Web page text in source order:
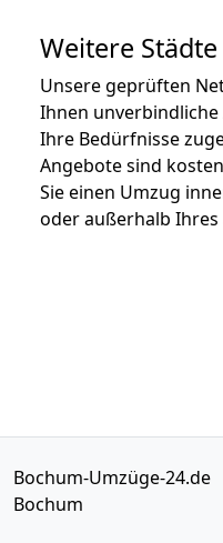
Weitere
Unsere geprüften
Ihnen
Ihre Bedürfnisse
Angebote sind
Sie einen Umzug
oder außerhalb
Bochum-Umzüge-24.de
Bochum